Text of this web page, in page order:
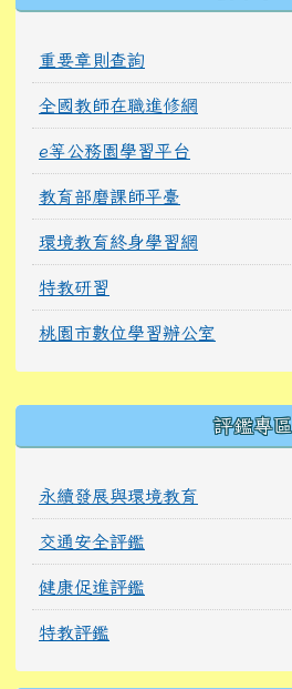
重要章則查詢
全國教師在職進修網
e等公務園學習平台
教育部磨課師平臺
環境教育終身學習網
特教研習
桃園市數位學習辦公室
評鑑專區
永續發展與環境教育
交通安全評鑑
健康促進評鑑
特教評鑑